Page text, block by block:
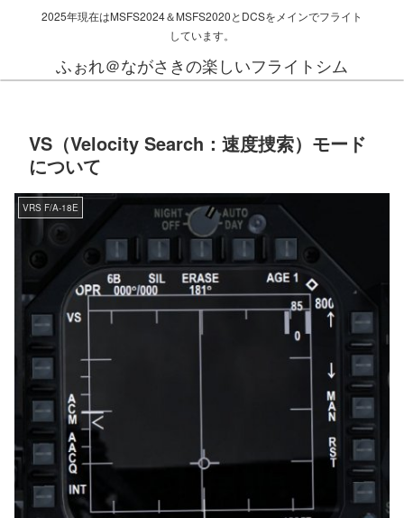
2025年現在はMSFS2024＆MSFS2020とDCSをメインでフライト
しています。
ふぉれ＠ながさきの楽しいフライトシム
VS（Velocity Search：速度捜索）モード
について
VRS F/A-18E